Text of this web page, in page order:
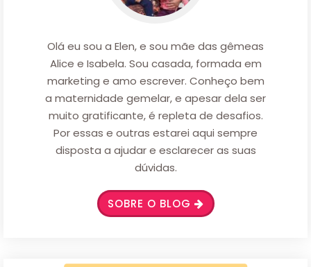
Olá eu sou a Elen, e sou mãe das gêmeas
Alice e Isabela. Sou casada, formada em
marketing e amo escrever. Conheço bem
a maternidade gemelar, e apesar dela ser
muito gratificante, é repleta de desafios.
Por essas e outras estarei aqui sempre
disposta a ajudar e esclarecer as suas
dúvidas.
SOBRE O BLOG